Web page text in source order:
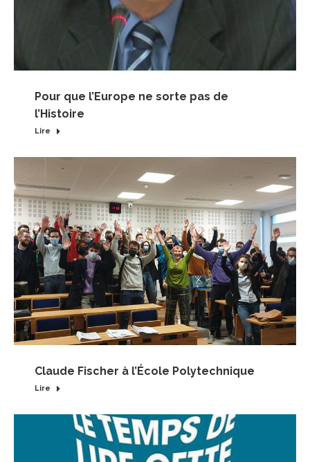
Pour que l’Europe ne sorte pas de
l’Histoire
Lire
Claude Fischer à l’École Polytechnique
Lire